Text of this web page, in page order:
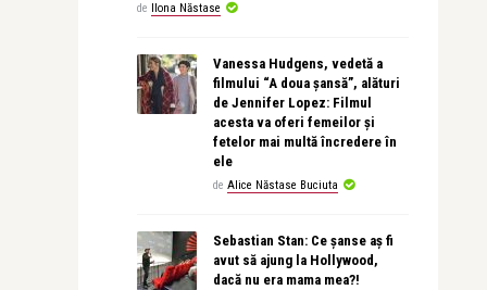
de Ilona Năstase
Vanessa Hudgens, vedetă a
filmului “A doua șansă”, alături
de Jennifer Lopez: Filmul
acesta va oferi femeilor și
fetelor mai multă încredere în
ele
de Alice Năstase Buciuta
Sebastian Stan: Ce șanse aș fi
avut să ajung la Hollywood,
dacă nu era mama mea?!